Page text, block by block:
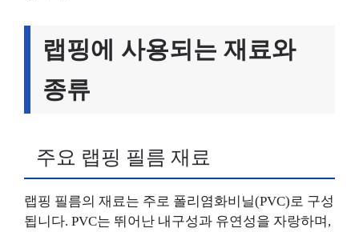
랩핑에 사용되는 재료와
종류
주요 랩핑 필름 재료
랩핑 필름의 재료는 주로 폴리염화비닐(PVC)로 구성
됩니다. PVC는 뛰어난 내구성과 유연성을 자랑하며,